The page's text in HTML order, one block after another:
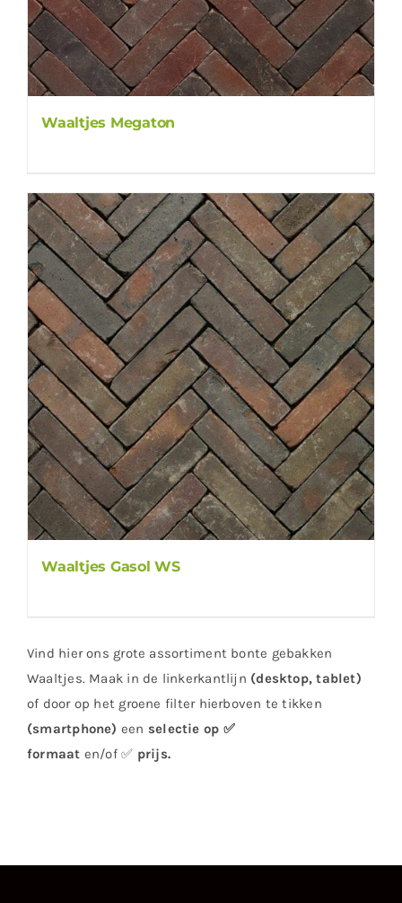
Waaltjes Megaton
Waaltjes Gasol WS
Vind hier ons grote assortiment bonte gebakken
Waaltjes. Maak in de linkerkantlijn (desktop, tablet)
of door op het groene filter hierboven te tikken
(smartphone) een selectie op ✅
formaat en/of ✅ prijs.